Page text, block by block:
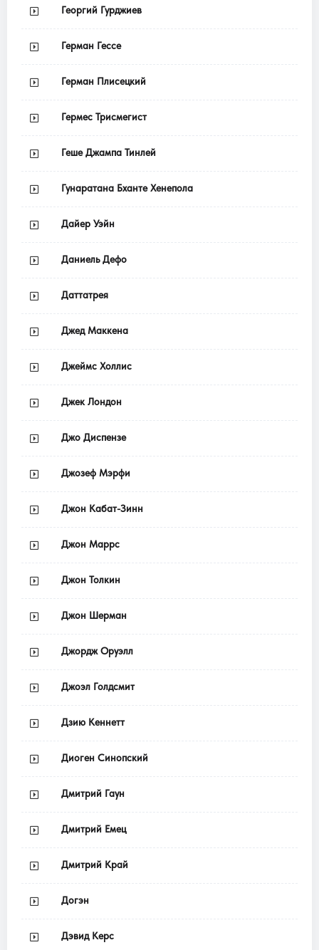
Георгий Гурджиев
Герман Гессе
Герман Плисецкий
Гермес Трисмегист
Геше Джампа Тинлей
Гунаратана Бханте Хенепола
Дайер Уэйн
Даниель Дефо
Даттатрея
Джед Маккена
Джеймс Холлис
Джек Лондон
Джо Диспензе
Джозеф Мэрфи
Джон Кабат-Зинн
Джон Маррс
Джон Толкин
Джон Шерман
Джордж Оруэлл
Джоэл Голдсмит
Дзию Кеннетт
Диоген Синопский
Дмитрий Гаун
Дмитрий Емец
Дмитрий Край
Догэн
Дэвид Керс